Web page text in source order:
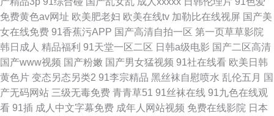
免费黄色av网址 欧美肥老妇 欧美在线tv 加勒比在线视屏 国产美
女在线免费 91香蕉污APP 国产高清自拍一区 第一页草草影院
韩日成人 精品福利 91天堂一区二区 日韩a级电影 国产二区高清
国产www视频 国产粉嫩 国产男女猛视频 91社在线看 欧美日韩
黄色片 变态另态另类2 91李宗精品 黑丝袜自慰喷水 乱伦五月 国
产无码网站 三级无毒免费 青青草51 91丝袜在线 91九色在线观
看 91插 成人中文字幕免费 成年人网站视频 免费在线影院 日本